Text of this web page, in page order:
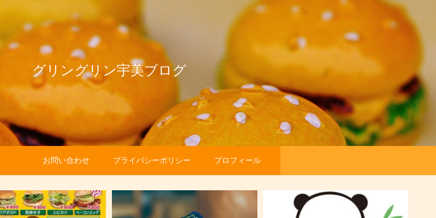
グリングリン宇美ブログ
お問い合わせ プライバシーポリシー プロフィール